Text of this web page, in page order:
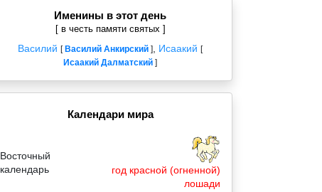
Именины в этот день
[ в честь памяти святых ]
Василий [ Василий Анкирский ], Исаакий [
Исаакий Далматский ]
Календари мира
Восточный
календарь
год красной (огненной)
лошади